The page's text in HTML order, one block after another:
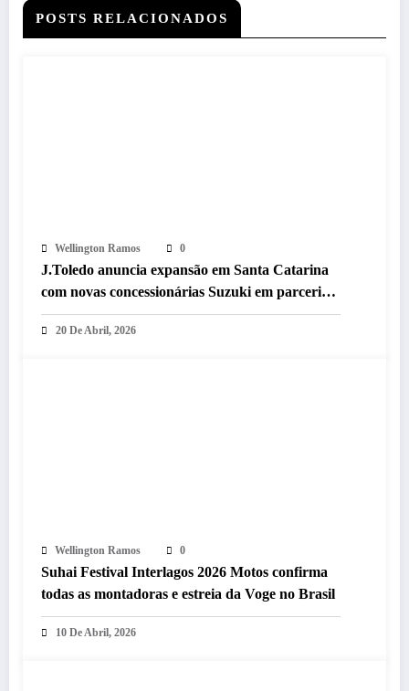
POSTS RELACIONADOS
Wellington Ramos 0
J.Toledo anuncia expansão em Santa Catarina
com novas concessionárias Suzuki em parceria
com o Grupo Breitkopf
20 De Abril, 2026
Wellington Ramos 0
Suhai Festival Interlagos 2026 Motos confirma
todas as montadoras e estreia da Voge no Brasil
10 De Abril, 2026